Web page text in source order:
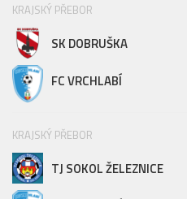
St. dorost
Zápasy SD 2026/27
Hráči
Zápasy
Ml. dorost
KRAJSKÝ PŘEBOR
SK DOBRUŠKA
FC VRCHLABÍ
KRAJSKÝ PŘEBOR
TJ SOKOL ŽELEZNICE